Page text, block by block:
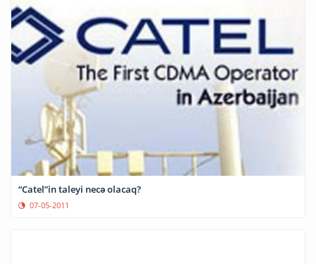
“Catel”in taleyi necə olacaq?
07-05-2011